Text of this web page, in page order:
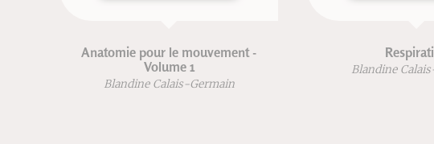
pour le mouvement -
Calais-Germain
Respiration
Blandine Calais-Germain